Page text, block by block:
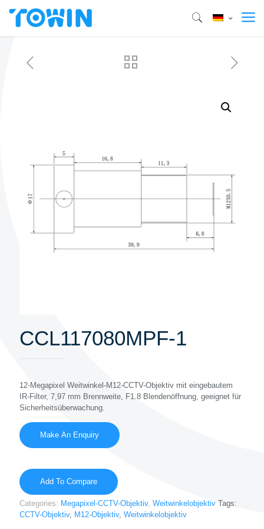
CCL117080MPF-1
12-Megapixel Weitwinkel-M12-CCTV-Objektiv mit eingebautem
IR-Filter, 7,97 mm Brennweite, F1.8 Blendenöffnung, geeignet für
Sicherheitsüberwachung.
Add To Compare
Categories: Megapixel-CCTV-Objektiv, Weitwinkelobjektiv Tags:
CCTV-Objektiv, M12-Objektiv, Weitwinkelobjektiv